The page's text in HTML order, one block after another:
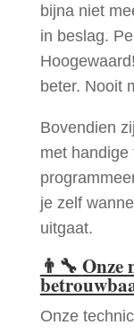
bijna niet
in beslag.
beter. Nooit
Bovendien
met handige
je zelf
uitgaat.
👨‍🔧 Onze
Onze